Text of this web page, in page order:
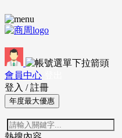
會員中心
登入 / 註冊
年度最大優惠